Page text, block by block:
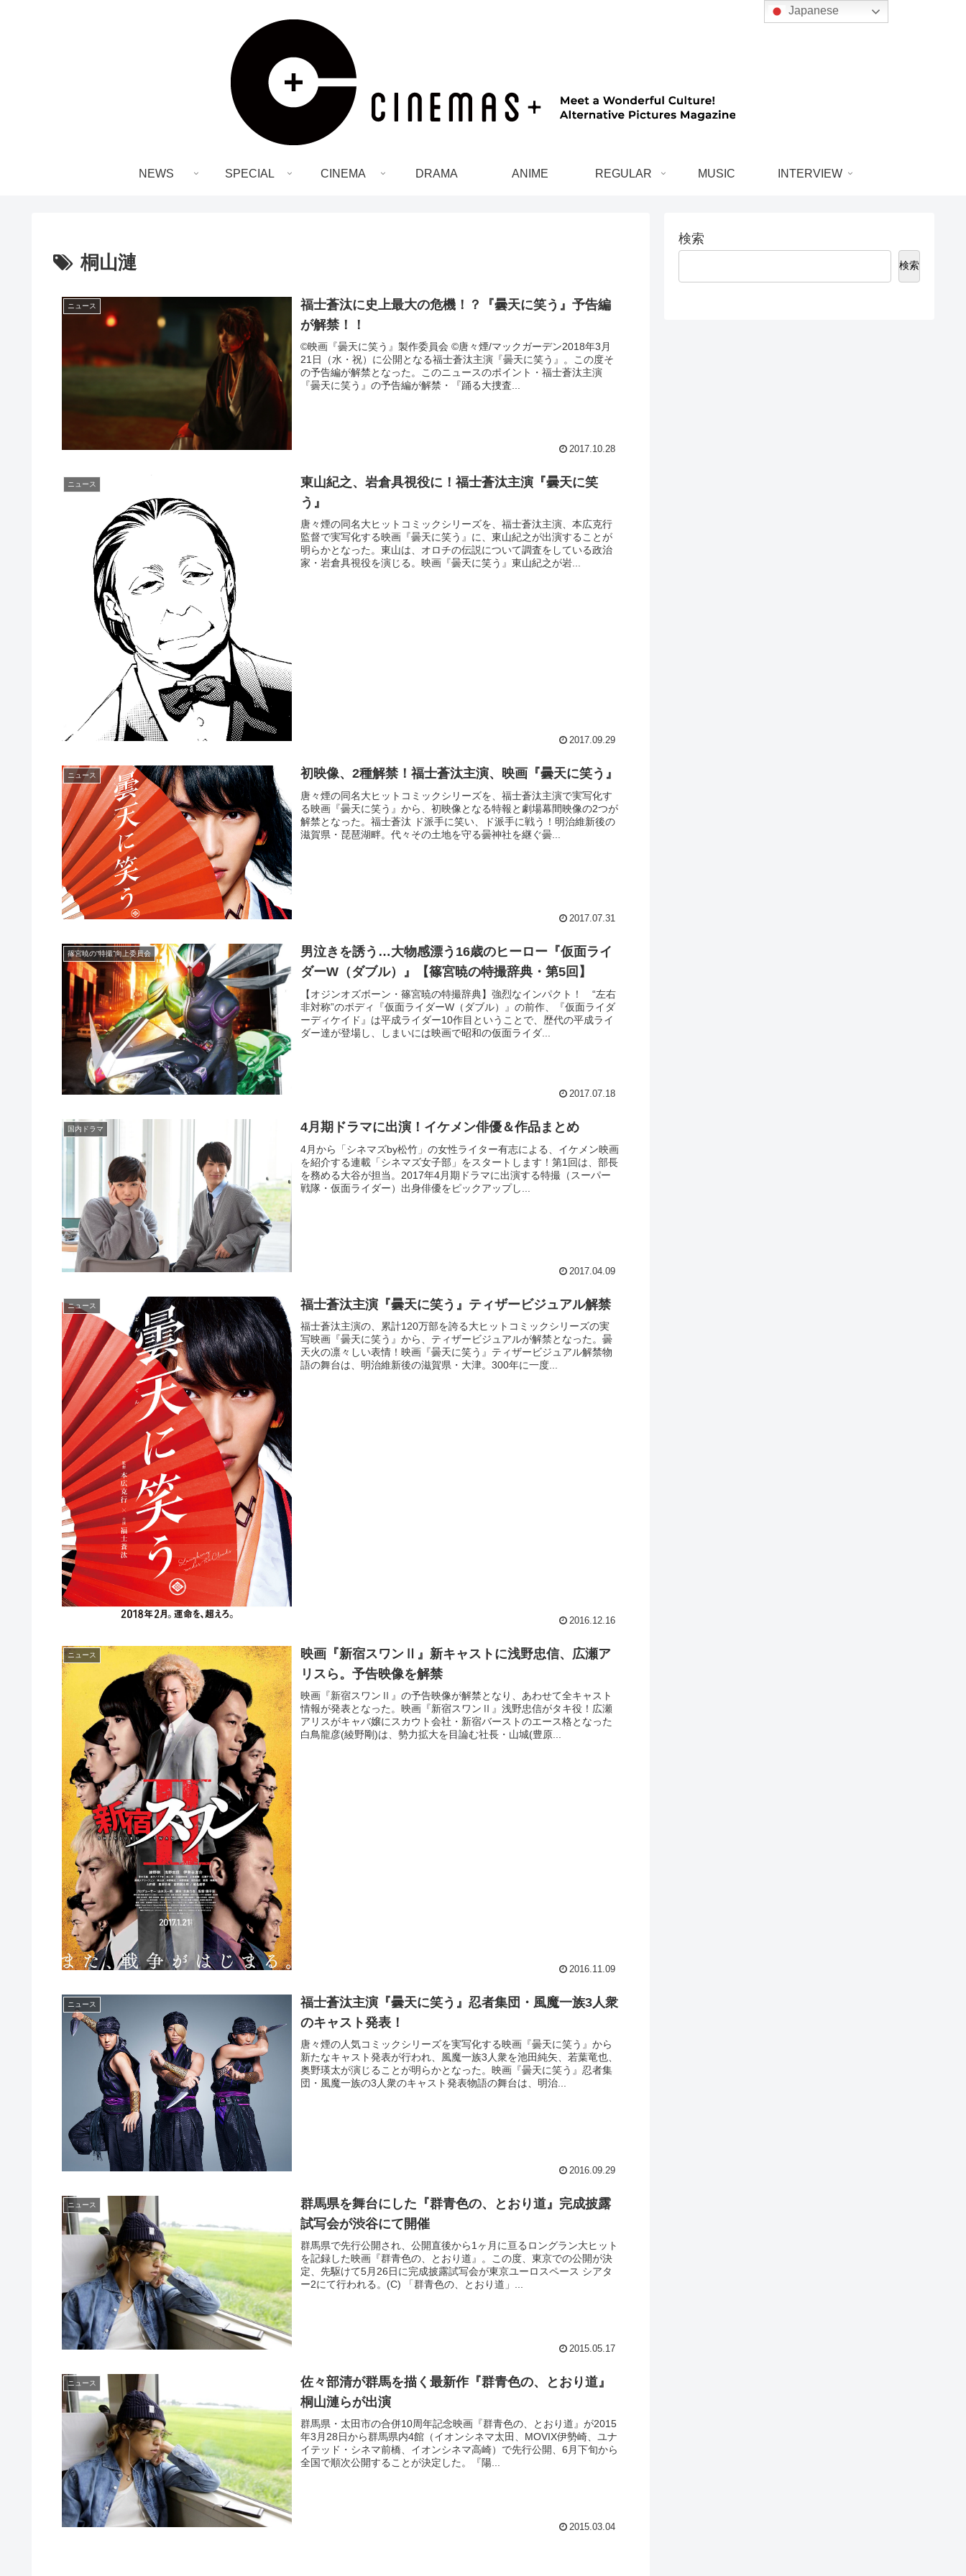
NEWS SPECIAL CINEMA DRAMA ANIME REGULAR MUSIC INTERVIEW
桐山漣
ニュース
福士蒼汰に史上最大の危機！？『曇天に笑う』予告編
が解禁！！
©︎映画『曇天に笑う』製作委員会 ©︎唐々煙/マックガーデン2018年3月
21日（水・祝）に公開となる福士蒼汰主演『曇天に笑う』。この度そ
の予告編が解禁となった。このニュースのポイント・福士蒼汰主演
『曇天に笑う』の予告編が解禁・『踊る大捜査...
2017.10.28
ニュース
東山紀之、岩倉具視役に！福士蒼汰主演『曇天に笑
う』
唐々煙の同名大ヒットコミックシリーズを、福士蒼汰主演、本広克行
監督で実写化する映画『曇天に笑う』に、東山紀之が出演することが
明らかとなった。東山は、オロチの伝説について調査をしている政治
家・岩倉具視役を演じる。映画『曇天に笑う』東山紀之が岩...
2017.09.29
ニュース 初映像、2種解禁！福士蒼汰主演、映画『曇天に笑う』
唐々煙の同名大ヒットコミックシリーズを、福士蒼汰主演で実写化す
る映画『曇天に笑う』から、初映像となる特報と劇場幕間映像の2つが
解禁となった。福士蒼汰 ド派手に笑い、ド派手に戦う！明治維新後の
滋賀県・琵琶湖畔。代々その土地を守る曇神社を継ぐ曇...
2017.07.31
篠宮暁の“特撮”向上委員会
男泣きを誘う…大物感漂う16歳のヒーロー『仮面ライ
ダーW（ダブル）』【篠宮暁の特撮辞典・第5回】
【オジンオズボーン・篠宮暁の特撮辞典】強烈なインパクト！ “左右
非対称”のボディ『仮面ライダーW（ダブル）』の前作、『仮面ライダ
ーディケイド』は平成ライダー10作目ということで、歴代の平成ライ
ダー達が登場し、しまいには映画で昭和の仮面ライダ...
2017.07.18
国内ドラマ 4月期ドラマに出演！イケメン俳優＆作品まとめ
4月から「シネマズby松竹」の女性ライター有志による、イケメン映画
を紹介する連載「シネマズ女子部」をスタートします！第1回は、部長
を務める大谷が担当。2017年4月期ドラマに出演する特撮（スーパー
戦隊・仮面ライダー）出身俳優をピックアップし...
2017.04.09
ニュース 福士蒼汰主演『曇天に笑う』ティザービジュアル解禁
福士蒼汰主演の、累計120万部を誇る大ヒットコミックシリーズの実
写映画『曇天に笑う』から、ティザービジュアルが解禁となった。曇
天火の凛々しい表情！映画『曇天に笑う』ティザービジュアル解禁物
語の舞台は、明治維新後の滋賀県・大津。300年に一度...
2016.12.16
ニュース
映画『新宿スワンⅡ』新キャストに浅野忠信、広瀬ア
リスら。予告映像を解禁
映画『新宿スワンⅡ』の予告映像が解禁となり、あわせて全キャスト
情報が発表となった。映画『新宿スワンⅡ』浅野忠信がタキ役！広瀬
アリスがキャバ嬢にスカウト会社・新宿バーストのエース格となった
白鳥龍彦(綾野剛)は、勢力拡大を目論む社長・山城(豊原...
2016.11.09
ニュース
福士蒼汰主演『曇天に笑う』忍者集団・風魔一族3人衆
のキャスト発表！
唐々煙の人気コミックシリーズを実写化する映画『曇天に笑う』から
新たなキャスト発表が行われ、風魔一族3人衆を池田純矢、若葉竜也、
奥野瑛太が演じることが明らかとなった。映画『曇天に笑う』忍者集
団・風魔一族の3人衆のキャスト発表物語の舞台は、明治...
2016.09.29
ニュース
群馬県を舞台にした『群青色の、とおり道』完成披露
試写会が渋谷にて開催
群馬県で先行公開され、公開直後から1ヶ月に亘るロングラン大ヒット
を記録した映画『群青色の、とおり道』。この度、東京での公開が決
定、先駆けて5月26日に完成披露試写会が東京ユーロスペース シアタ
ー2にて行われる。(C) 「群青色の、とおり道」...
2015.05.17
ニュース
佐々部清が群馬を描く最新作『群青色の、とおり道』
桐山漣らが出演
群馬県・太田市の合併10周年記念映画『群青色の、とおり道』が2015
年3月28日から群馬県内4館（イオンシネマ太田、MOVIX伊勢崎、ユナ
イテッド・シネマ前橋、イオンシネマ高崎）で先行公開、6月下旬から
全国で順次公開することが決定した。『陽...
2015.03.04
検索
検索
Japanese